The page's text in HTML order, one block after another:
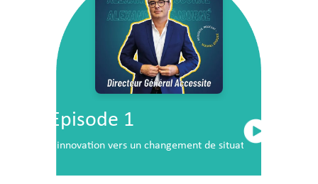
Episode 1
L’innovation vers un changement de situation